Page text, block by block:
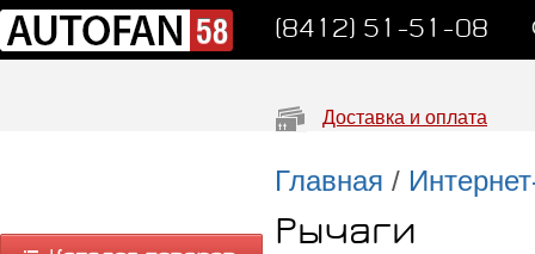
(8412) 51-51-08
Доставка и оплата
Главная /
Рычаги